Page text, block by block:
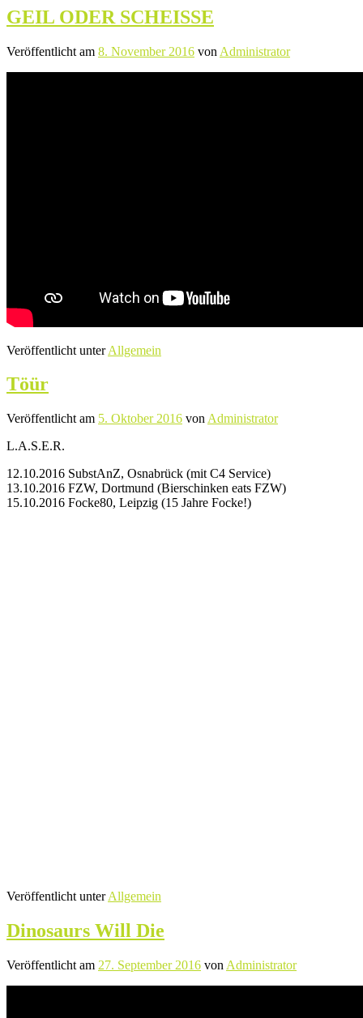
GEIL ODER SCHEISSE
Veröffentlicht am 8. November 2016 von Administrator
Veröffentlicht unter Allgemein
Töür
Veröffentlicht am 5. Oktober 2016 von Administrator
L.A.S.E.R.
12.10.2016 SubstAnZ, Osnabrück (mit C4 Service)
13.10.2016 FZW, Dortmund (Bierschinken eats FZW)
15.10.2016 Focke80, Leipzig (15 Jahre Focke!)
Veröffentlicht unter Allgemein
Dinosaurs Will Die
Veröffentlicht am 27. September 2016 von Administrator